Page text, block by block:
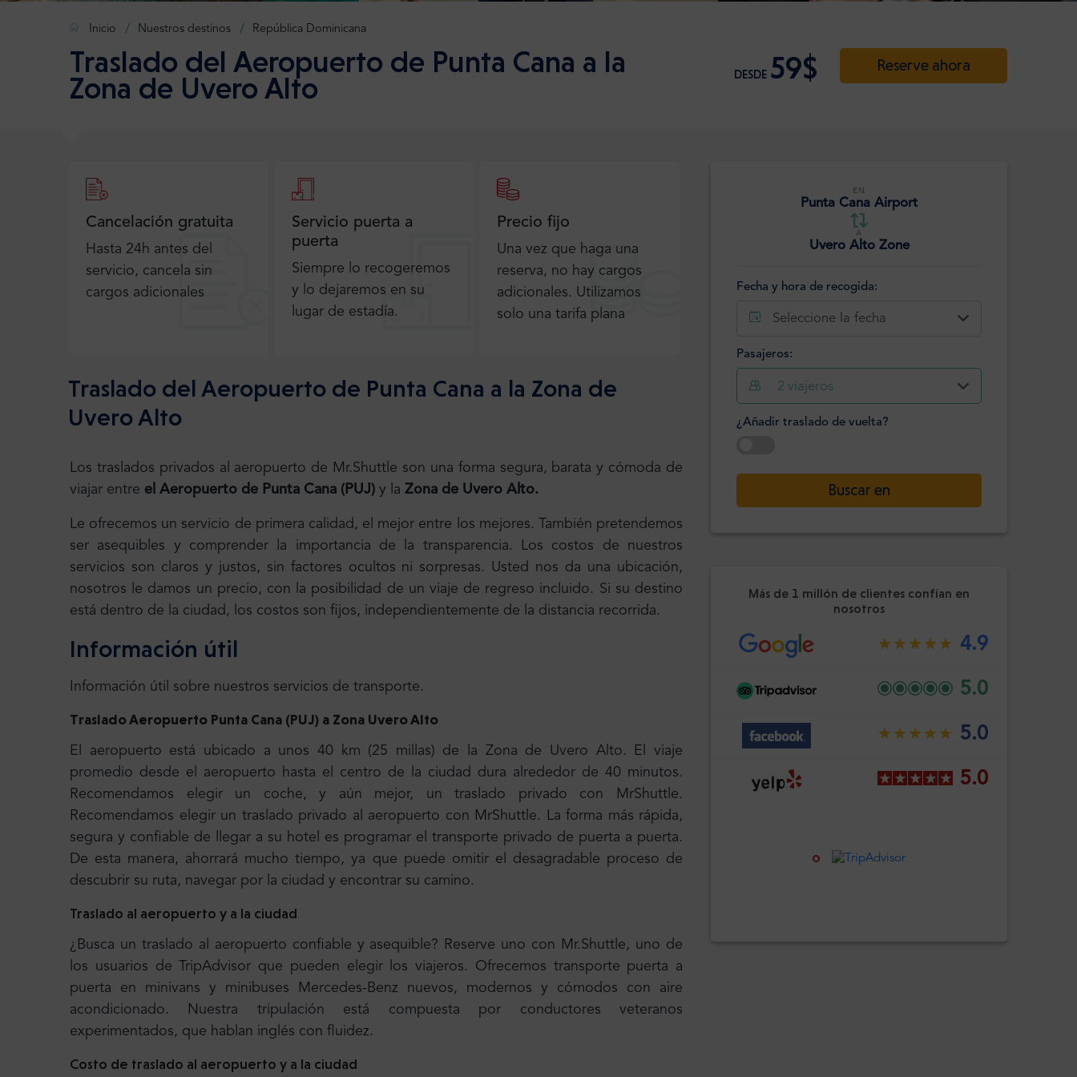
Inicio Nuestros destinos República Dominicana
Traslado del Aeropuerto de Punta Cana a la
Zona de Uvero Alto DESDE 59$ Reserve ahora
EN
Punta Cana Airport
A
Uvero Alto Zone
Fecha y hora de recogida:
Seleccione la fecha
Hora
:
Minuto
Confirme
Pasajeros:
2 viajeros
¿Añadir traslado de vuelta?
Buscar en
Más de 1 millón de clientes confían en
nosotros
4.9
5.0
5.0
5.0
Cancelación gratuita
Hasta 24h antes del
servicio, cancela sin
cargos adicionales
Servicio puerta a
puerta
Siempre lo recogeremos
y lo dejaremos en su
lugar de estadía.
Precio fijo
Una vez que haga una
reserva, no hay cargos
adicionales. Utilizamos
solo una tarifa plana
Traslado del Aeropuerto de Punta Cana a la Zona de
Uvero Alto
Los traslados privados al aeropuerto de Mr.Shuttle son una forma segura, barata y cómoda de
viajar entre el Aeropuerto de Punta Cana (PUJ) y la Zona de Uvero Alto.
Le ofrecemos un servicio de primera calidad, el mejor entre los mejores. También pretendemos
ser asequibles y comprender la importancia de la transparencia. Los costos de nuestros
servicios son claros y justos, sin factores ocultos ni sorpresas. Usted nos da una ubicación,
nosotros le damos un precio, con la posibilidad de un viaje de regreso incluido. Si su destino
está dentro de la ciudad, los costos son fijos, independientemente de la distancia recorrida.
Información útil
Información útil sobre nuestros servicios de transporte.
Traslado Aeropuerto Punta Cana (PUJ) a Zona Uvero Alto
El aeropuerto está ubicado a unos 40 km (25 millas) de la Zona de Uvero Alto. El viaje
promedio desde el aeropuerto hasta el centro de la ciudad dura alrededor de 40 minutos.
Recomendamos elegir un coche, y aún mejor, un traslado privado con MrShuttle.
Recomendamos elegir un traslado privado al aeropuerto con MrShuttle. La forma más rápida,
segura y confiable de llegar a su hotel es programar el transporte privado de puerta a puerta.
De esta manera, ahorrará mucho tiempo, ya que puede omitir el desagradable proceso de
descubrir su ruta, navegar por la ciudad y encontrar su camino.
Traslado al aeropuerto y a la ciudad
¿Busca un traslado al aeropuerto confiable y asequible? Reserve uno con Mr.Shuttle, uno de
los usuarios de TripAdvisor que pueden elegir los viajeros. Ofrecemos transporte puerta a
puerta en minivans y minibuses Mercedes-Benz nuevos, modernos y cómodos con aire
acondicionado. Nuestra tripulación está compuesta por conductores veteranos
experimentados, que hablan inglés con fluidez.
Costo de traslado al aeropuerto y a la ciudad